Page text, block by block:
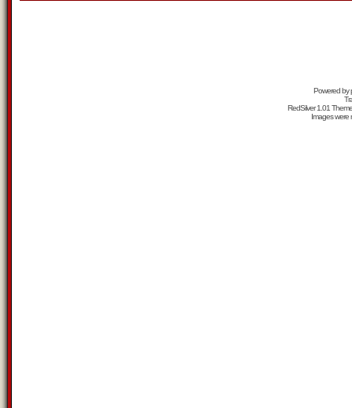
Powered by
RedSilver 1.01
Images were